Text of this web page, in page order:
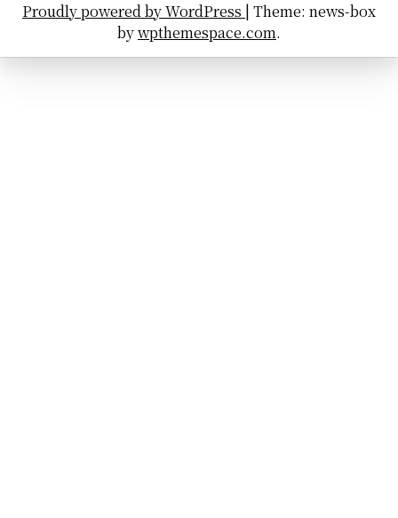
Proudly powered by WordPress | Theme: news-box
bywpthemespace.com.